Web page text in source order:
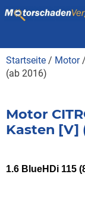
Startseite / Motor/
(ab 2016)
Motor
Kasten [V]
1.6 BlueHDi 115